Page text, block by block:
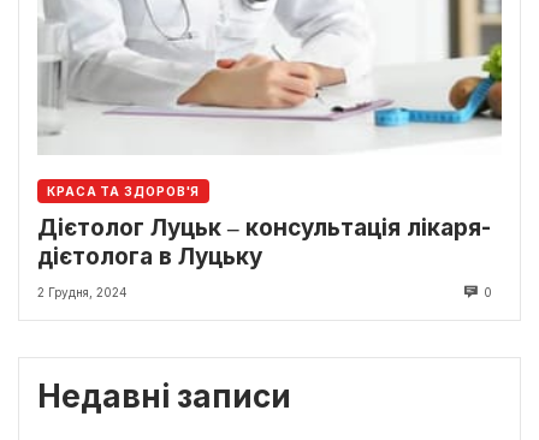
КРАСА ТА ЗДОРОВ'Я
Дієтолог Луцьк ‒ консультація лікаря-
дієтолога в Луцьку
2 Грудня, 2024 0
Недавні записи